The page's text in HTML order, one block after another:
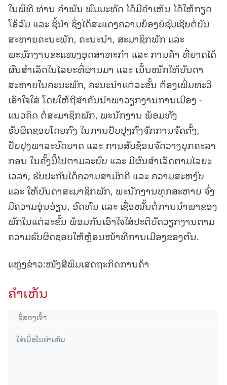
ໃນພິທີ ທ່ານ ຄຳພັນ ພົມມະທັດ ໄດ້ມີຄໍາເຫັນ ໄດ້ໃຫ້ກຽດ
ໂອ້ລົມ ແລະ ຊີ້ນຳ ຊຶ່ງໄດ້ສະແດງຄວາມຍ້ອງຍໍຊົມເຊີຍຕໍ່ບັນ
ສະຫາຍຄະນະພັກ, ຄະນະນຳ, ສະມາຊິກພັກ ແລະ
ພະນັກງານຂະແໜງອຸດສາຫະກໍາ ແລະ ການຄ້າ ທີ່ຍາດໄດ້
ຜົນສຳເລັດໃນໄລຍະທີ່ຜ່ານມາ ແລະ ເນັ້ນໜັກໃຫ້ບັນດາ
ສະຫາຍໃນຄະນະພັກ, ຄະນະນໍາແຕ່ລະຂັ້ນ ຕ້ອງເພີ່ມທະວີ
ເອົາໃຈໃສ່ ໂດຍໃຫ້ຖືສໍາຄັນນໍາພາວຽກງານການເມືອງ -
ແນວຄິດ ຕໍ່ສະມາຊິກພັກ, ພະນັກງານ ພ້ອມທັງ
ຮັບຜິດຊອບໂດຍກົງ ໃນການປັບປຸງກົງຈັກການຈັດຕັ້ງ,
ປັບປຸງພາລະບົດບາດ ແລະ ການສັບຊ້ອນຈັດວາງບຸກຄະລາ
ກອນ ໃນຄັ້ງນີ້ໄປຕາມລະບົບ ແລະ ມີຜົນສໍາເລັດຕາມໄລຍະ
ເວລາ, ຮັບປະກັນໄດ້ຄວາມສາມັກຄີ ແລະ ຄວາມສະຫງົບ
ແລະ ໃຫ້ບັນດາສະມາຊິກພັກ, ພະນັກງານທຸກສະຫາຍ ຈົ່ງ
ມີຄວາມອຸ່ນອ່ຽນ, ອົດທົນ ແລະ ເຊື່ອໝັ້ນຕໍ່ການນໍາພາຂອງ
ພັກໃນແຕ່ລະຂັ້ນ ພ້ອມກັນເອົາໃຈໃສ່ປະຕິບັດວຽກງານຕາມ
ຄວາມຮັບຜິດຊອບໃຫ້ຫຼ້ອນໜ້າທີ່ການເມືອງຂອງຕົນ.
ແຫຼ່ງຂ່າວ:ໜັງສືພິມເສດຖະກິດການຄ້າ
ຄໍາເຫັນ